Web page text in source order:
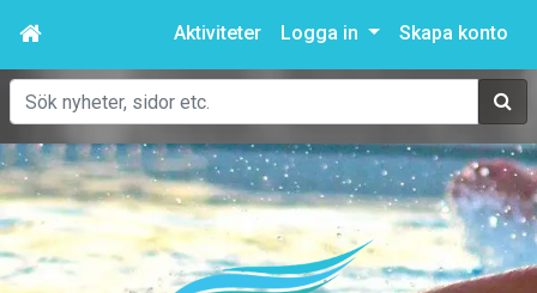
Aktiviteter Logga in Skapa konto
Sök